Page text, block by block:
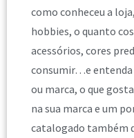
como conheceu a
hobbies, o quanto
acessórios, cores
consumir…e entenda
ou marca, o que
na sua marca e um
catalogado também